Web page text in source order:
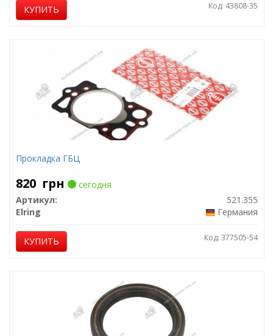
КУПИТЬ Код: 43808-35
Прокладка ГБЦ
820 грн
сегодня
Артикул:
521.355
Elring
Германия
КУПИТЬ Код: 377505-54